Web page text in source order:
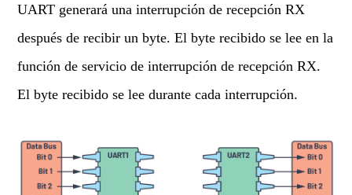
UART generará una interrupción de recepción RX
después de recibir un byte. El byte recibido se lee en la
función de servicio de interrupción de recepción RX.
El byte recibido se lee durante cada interrupción.